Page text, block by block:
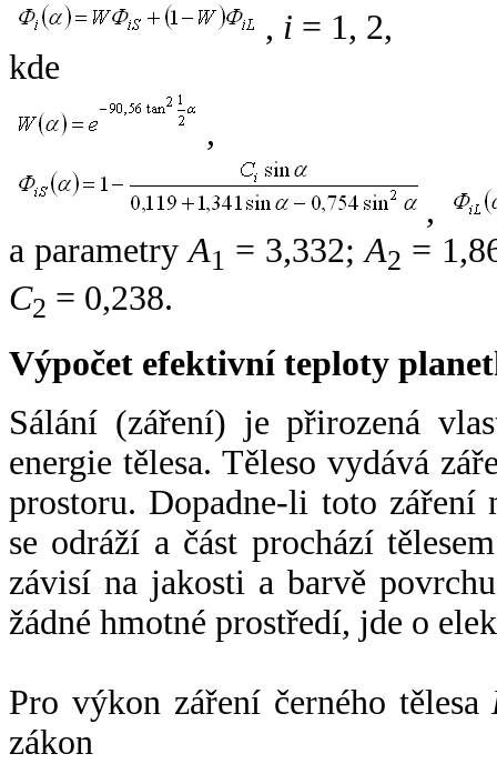
, i = 1, 2,
kde
,
,
a parametryA1 = 3,332;A2 =
C2 = 0,238.
Výpočet efektivní teploty
Sálání (záření) je přirozená
energie tělesa. Těleso vydává
prostoru. Dopadne-li toto záření
se odráží a část prochází
závisí na jakosti a barvě
žádné hmotné prostředí, jde o
Pro výkon záření černého tělesa
zákon